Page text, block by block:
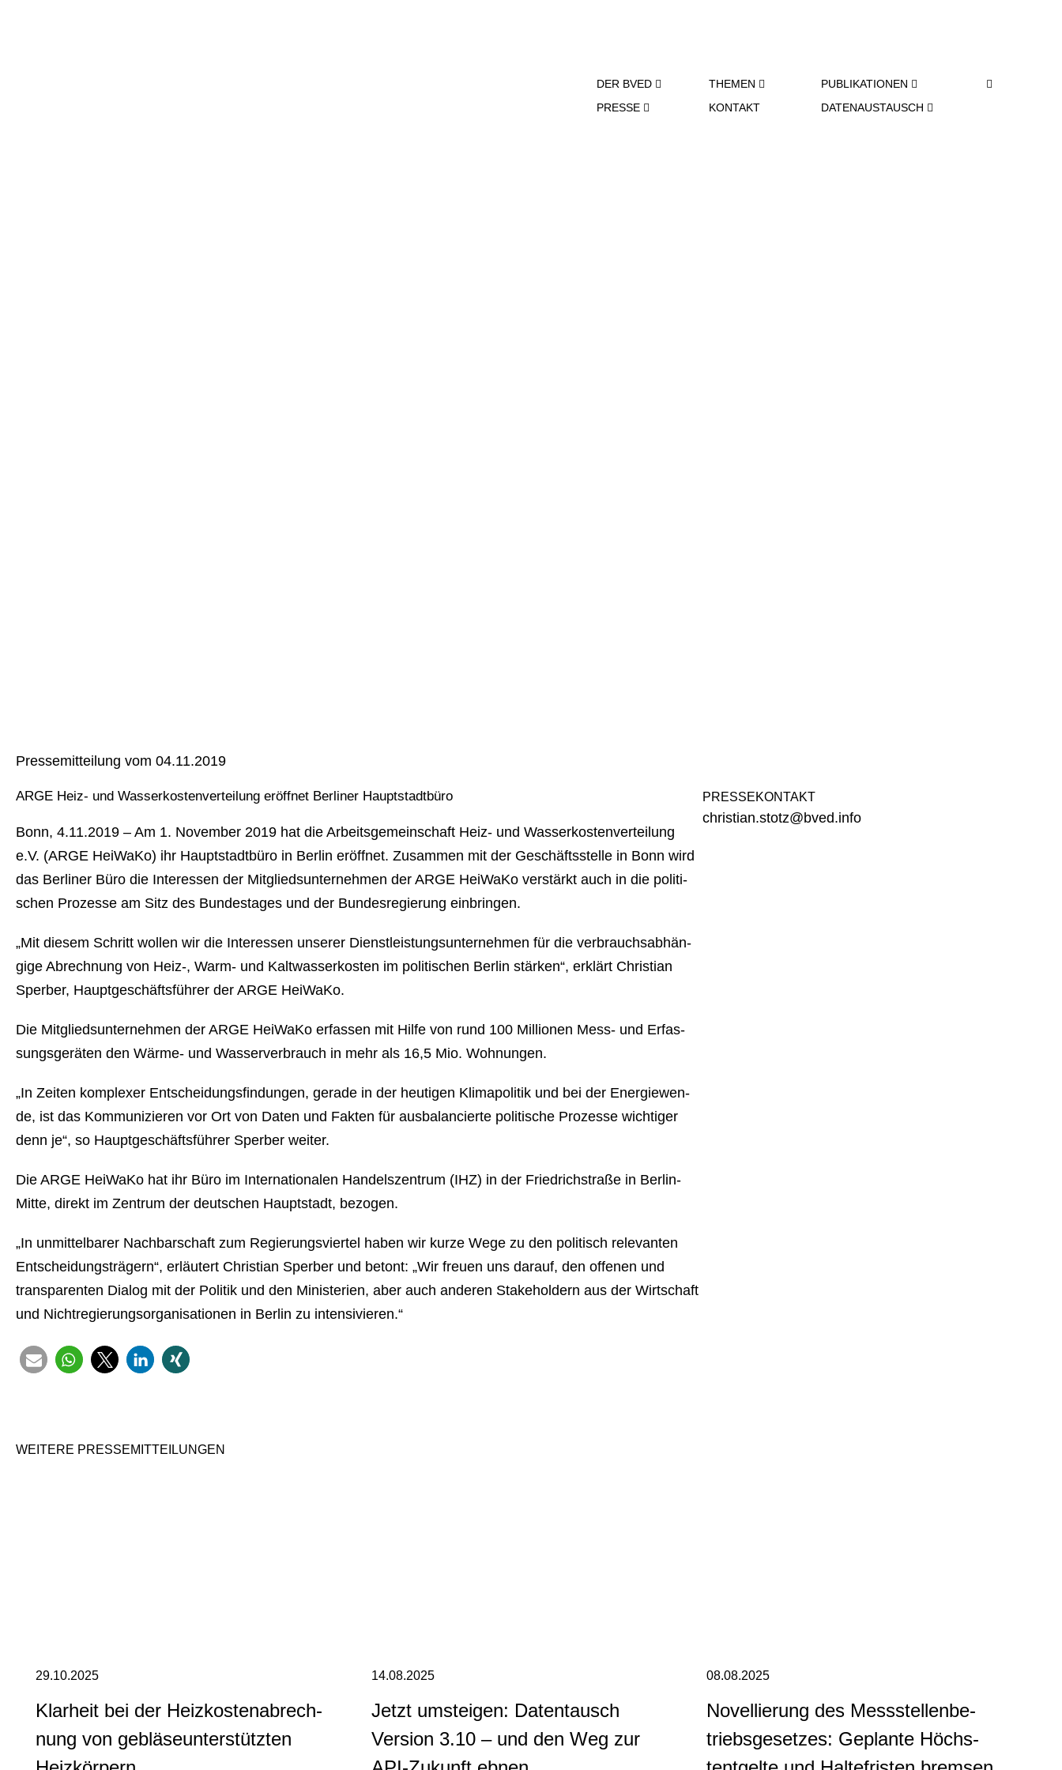
DER BVED THEMEN
PU­BLI­KA­TIO­NEN
PRESSE
KONTAKT DA­TEN­AUS­TAUSCH
SU­
Pres­se­mit­tei­lung vom 04.11.2019
ARGE Heiz- und Was­ser­kos­ten­ver­tei­lung eröffnet Berliner Haupt­stadt­bü­ro
Bonn, 4.11.2019 – Am 1. November 2019 hat die Ar­beits­ge­mein­schaft Heiz- und Was­ser­kos­ten­ver­tei­lung
e.V. (ARGE HeiWaKo) ihr Haupt­stadt­bü­ro in Berlin eröffnet. Zusammen mit der Ge­schäfts­stel­le in Bonn wird
das Berliner Büro die Interessen der Mit­glieds­un­ter­neh­men der ARGE HeiWaKo verstärkt auch in die po­li­ti­
schen Prozesse am Sitz des Bun­des­ta­ges und der Bun­des­re­gie­rung einbringen.
„Mit diesem Schritt wollen wir die Interessen unserer Dienst­leis­tungs­un­ter­neh­men für die ver­brauchs­ab­hän­
gi­ge Abrechnung von Heiz-, Warm- und Kalt­was­ser­kos­ten im po­li­ti­schen Berlin stärken“, erklärt Christian
Sperber, Haupt­ge­schäfts­füh­rer der ARGE HeiWaKo.
Die Mit­glieds­un­ter­neh­men der ARGE HeiWaKo erfassen mit Hilfe von rund 100 Millionen Mess- und Er­fas­
sungs­ge­rä­ten den Wärme- und Was­ser­ver­brauch in mehr als 16,5 Mio. Wohnungen.
„In Zeiten komplexer Ent­schei­dungs­fin­dun­gen, gerade in der heutigen Kli­ma­po­li­tik und bei der En­er­gie­wen­
de, ist das Kom­mu­ni­zie­ren vor Ort von Daten und Fakten für aus­ba­lan­cier­te politische Prozesse wichtiger
denn je“, so Haupt­ge­schäfts­füh­rer Sperber weiter.
Die ARGE HeiWaKo hat ihr Büro im In­ter­na­tio­na­len Han­dels­zen­trum (IHZ) in der Fried­rich­stra­ße in Ber­lin-
Mit­te, direkt im Zentrum der deutschen Hauptstadt, bezogen.
„In un­mit­tel­ba­rer Nach­bar­schaft zum Re­gie­rungs­vier­tel haben wir kurze Wege zu den politisch relevanten
Ent­schei­dungs­trä­gern“, erläutert Christian Sperber und betont: „Wir freuen uns darauf, den offenen und
trans­pa­ren­ten Dialog mit der Politik und den Mi­nis­te­ri­en, aber auch anderen Sta­ke­hol­dern aus der Wirtschaft
und Nicht­re­gie­rungs­or­ga­ni­sa­tio­nen in Berlin zu in­ten­si­vie­ren.“
PRES­SE­KON­TAKT
christian.​stotz@​bved.​info
WEITERE PRES­SE­MIT­TEI­LUN­GEN
29.10.2025
Klarheit bei der Heiz­kos­ten­ab­rech­
nung von ge­blä­se­un­ter­stütz­ten
14.08.2025
Jetzt umsteigen: Da­ten­tausch
Version 3.10 – und den Weg zur
08.08.2025
No­vel­lie­rung des Mess­stel­len­be­
triebs­ge­set­zes: Geplante Höchs­